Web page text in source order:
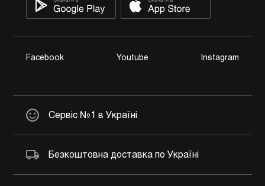
Facebook Youtube Instagram
Сервіс №1 в Україні
Безкоштовна доставка по Україні